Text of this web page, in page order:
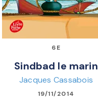
6E
Sindbad le marin
Jacques Cassabois
19/11/2014